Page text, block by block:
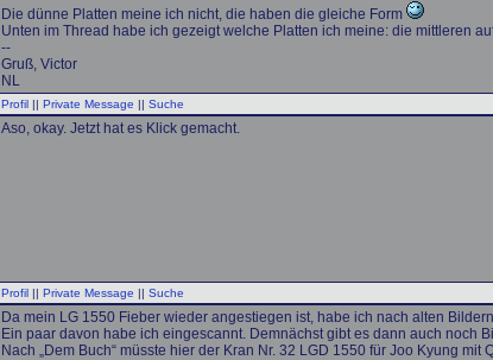
Die dünne Platten meine ich nicht, die haben die gleiche Form
Unten im Thread habe ich gezeigt welche Platten ich meine: die mittleren
--
Gruß, Victor
NL
Profil || Private Message || Suche
Aso, okay. Jetzt hat es Klick gemacht.
Profil || Private Message || Suche
Da mein LG 1550 Fieber wieder angestiegen ist, habe ich nach alten
Ein paar davon habe ich eingescannt. Demnächst gibt es dann auch noch
Nach „Dem Buch“ müsste hier der Kran Nr. 32 LGD 1550 für Joo Kyung